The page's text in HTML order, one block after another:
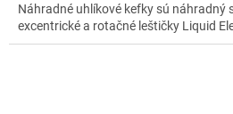
Náhradné uhlíkové kefky sú náhradný
excentrické a rotačné leštičky Liquid